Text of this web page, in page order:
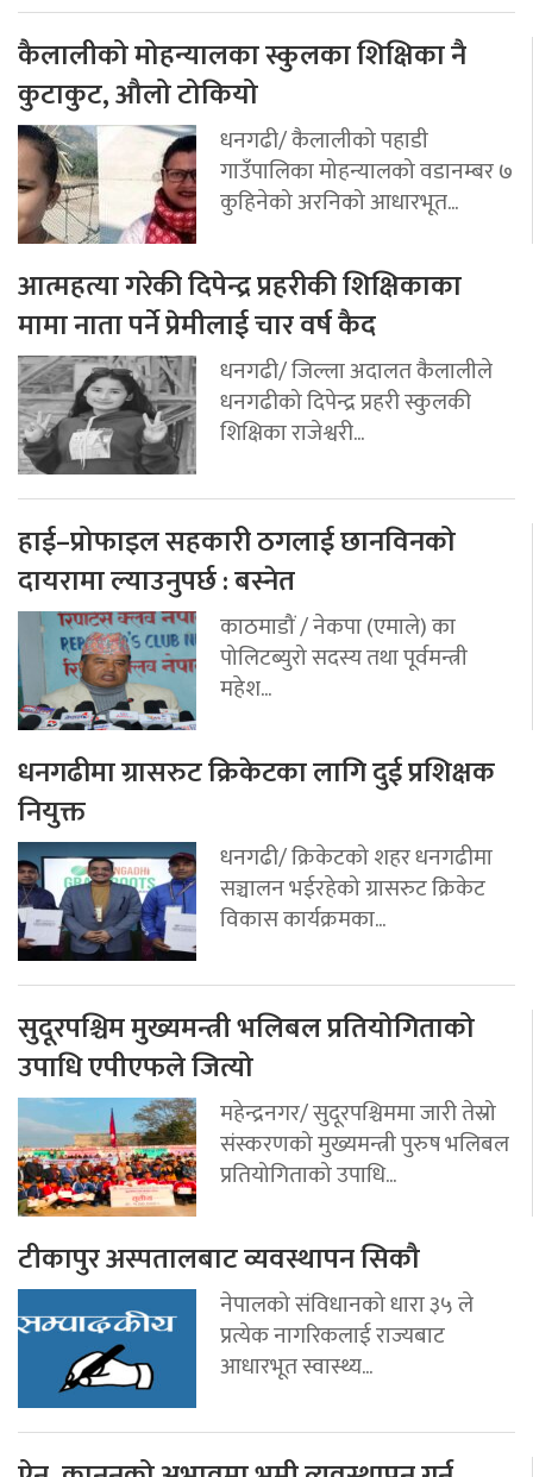
कैलालीको मोहन्यालका स्कुलका शिक्षिका नै
कुटाकुट, औलो टोकियो
धनगढी/ कैलालीको पहाडी
गाउँपालिका मोहन्यालको वडानम्बर ७
कुहिनेको अरनिको आधारभूत...
आत्महत्या गरेकी दिपेन्द्र प्रहरीकी शिक्षिकाका
मामा नाता पर्ने प्रेमीलाई चार वर्ष कैद
धनगढी/ जिल्ला अदालत कैलालीले
धनगढीको दिपेन्द्र प्रहरी स्कुलकी
शिक्षिका राजेश्वरी...
हाई–प्रोफाइल सहकारी ठगलाई छानविनको
दायरामा ल्याउनुपर्छ : बस्नेत
काठमाडौं / नेकपा (एमाले) का
पोलिटब्युरो सदस्य तथा पूर्वमन्त्री
महेश...
धनगढीमा ग्रासरुट क्रिकेटका लागि दुई प्रशिक्षक
नियुक्त
धनगढी/ क्रिकेटको शहर धनगढीमा
सञ्चालन भईरहेको ग्रासरुट क्रिकेट
विकास कार्यक्रमका...
सुदूरपश्चिम मुख्यमन्त्री भलिबल प्रतियोगिताको
उपाधि एपीएफले जित्यो
महेन्द्रनगर/ सुदूरपश्चिममा जारी तेस्रो
संस्करणको मुख्यमन्त्री पुरुष भलिबल
प्रतियोगिताको उपाधि...
टीकापुर अस्पतालबाट व्यवस्थापन सिकौ
नेपालको संविधानको धारा ३५ ले
प्रत्येक नागरिकलाई राज्यबाट
आधारभूत स्वास्थ्य...